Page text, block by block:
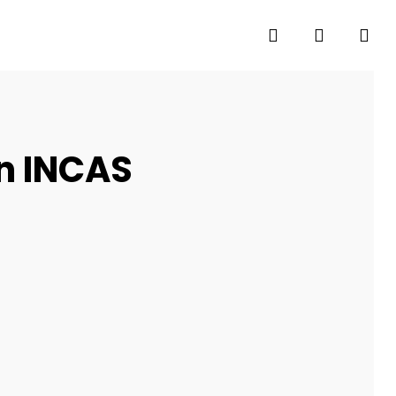
search account
INCAS